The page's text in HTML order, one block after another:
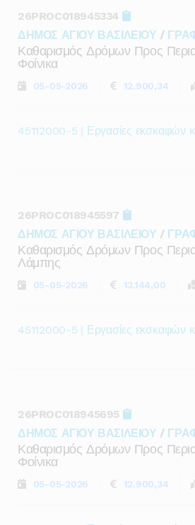
26PROC018945334
ΔΗΜΟΣ ΑΓΙΟΥ ΒΑΣΙΛΕΙΟΥ /
Καθαρισμός Δρόμων Προς
Φοίνικα
05-05-2026 12.900,34
45112000-5 | Εργασίες εκσκαφών
26PROC018945597
ΔΗΜΟΣ ΑΓΙΟΥ ΒΑΣΙΛΕΙΟΥ /
Καθαρισμός Δρόμων Προς
Λάμπης
05-05-2026 13.144,00
45112000-5 | Εργασίες εκσκαφών
26PROC018945695
ΔΗΜΟΣ ΑΓΙΟΥ ΒΑΣΙΛΕΙΟΥ /
Καθαρισμός Δρόμων Προς
Φοίνικα
05-05-2026 12.900,34